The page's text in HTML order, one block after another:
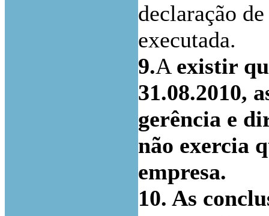
declaração
executada.
9.A existir
31.08.2010,
gerência e
não exercia
empresa.
10. As